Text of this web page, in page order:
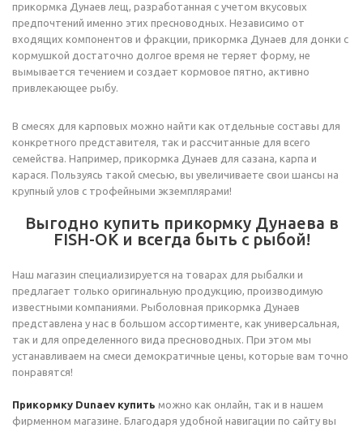
прикормка Дунаев лещ, разработанная с учетом вкусовых
предпочтений именно этих пресноводных. Независимо от
входящих компонентов и фракции, прикормка Дунаев для донки с
кормушкой достаточно долгое время не теряет форму, не
вымывается течением и создает кормовое пятно, активно
привлекающее рыбу.
В смесях для карповых можно найти как отдельные составы для
конкретного представителя, так и рассчитанные для всего
семейства. Например, прикормка Дунаев для сазана, карпа и
карася. Пользуясь такой смесью, вы увеличиваете свои шансы на
крупный улов с трофейными экземплярами!
Выгодно купить прикормку Дунаева в
FISH-OK и всегда быть с рыбой!
Наш магазин специализируется на товарах для рыбалки и
предлагает только оригинальную продукцию, производимую
известными компаниями. Рыболовная прикормка Дунаев
представлена у нас в большом ассортименте, как универсальная,
так и для определенного вида пресноводных. При этом мы
устанавливаем на смеси демократичные цены, которые вам точно
понравятся!
Прикормку Dunaev купить можно как онлайн, так и в нашем
фирменном магазине. Благодаря удобной навигации по сайту вы